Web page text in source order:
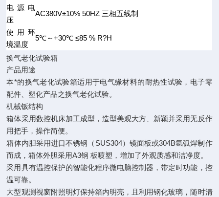
电源电
压
AC380V±10% 50HZ 三相五线制
使用环
境温度
5℃～+30℃ ≤85 % R?H
换气老化试验箱
产品用途
本*的换气老化试验箱适用于电气缘材料的耐热性试验，电子零
配件、塑化产品之换气老化试验。
机械钣结构
箱体采用数控机床加工成型，造型美观大方、新颖并采用无反作
用把手，操作简便。
箱体内胆采用进口不锈钢（SUS304）镜面板或304B氩弧焊制作
而成，箱体外胆采用A3钢 板喷塑，增加了外观质感和洁净度。
采用具有温控保护的智能化程序微电脑控制器，带定时功能，控
温可靠。
大型观测视窗附照明灯保持箱内明亮，且利用钢化玻璃，随时清